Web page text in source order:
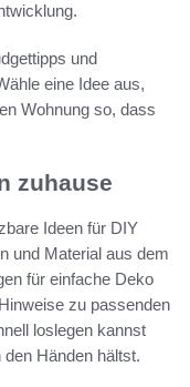
und
eine Idee aus,
Wohnung so, dass
zuhause
Ideen für DIY
und Material aus dem
für einfache Deko
zu passenden
loslegen kannst
Händen hältst.